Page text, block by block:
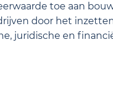
toe aan
door het
juridische en